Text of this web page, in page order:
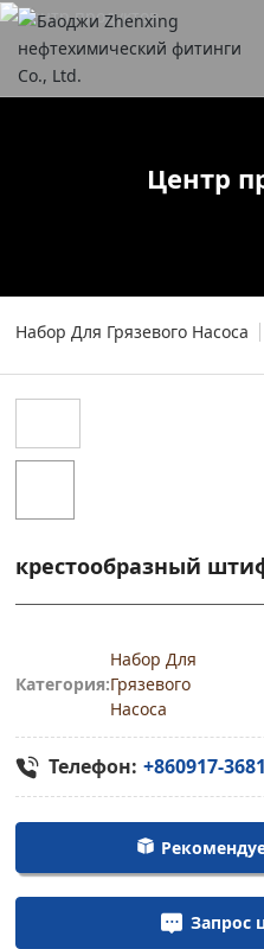
Центр
Набор Для Грязевого Насоса
крестообразный
Категория:
Набор Для
Грязевого
Насоса
Телефон: +860917-
Запрос